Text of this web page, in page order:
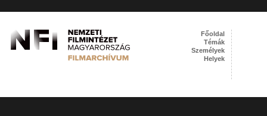
Főoldal
Témák
Személyek
Helyek